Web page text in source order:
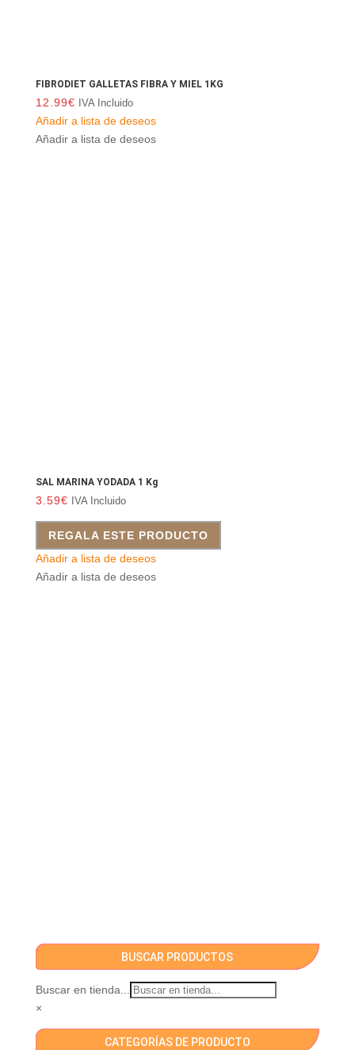
FIBRODIET GALLETAS FIBRA Y MIEL 1KG
12.99€ IVA Incluido
Añadir a lista de deseos
Añadir a lista de deseos
SAL MARINA YODADA 1 Kg
3.59€ IVA Incluido
REGALA ESTE PRODUCTO
Añadir a lista de deseos
Añadir a lista de deseos
BUSCAR PRODUCTOS
Buscar en tienda...
×
CATEGORÍAS DE PRODUCTO